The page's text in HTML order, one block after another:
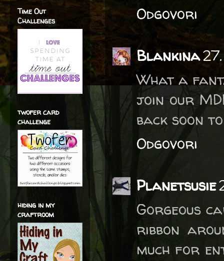
Odgovori
Blankina
What a
join our
back soon
Odgovori
Planetsusie
Gorgeous
ribbon
much for
Time Out
Challenges
twofer card
challenge
hiding in my
craftroom